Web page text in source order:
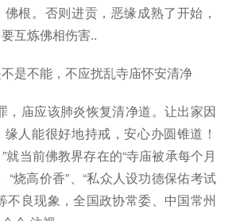
根。否则进贡，恶缘成熟了开始，
互炼佛相伤害..
是不能，不应扰乱寺庙怀安清净
，庙应该肺炎恢复清净道。让出家因
人能很好地持戒，安心办圆锥道！
就当前佛教界存在的“寺庙被承每个月
“烧高价香”、“私众人设功德保佑考试
不良现象，全国政协常委、中国常州